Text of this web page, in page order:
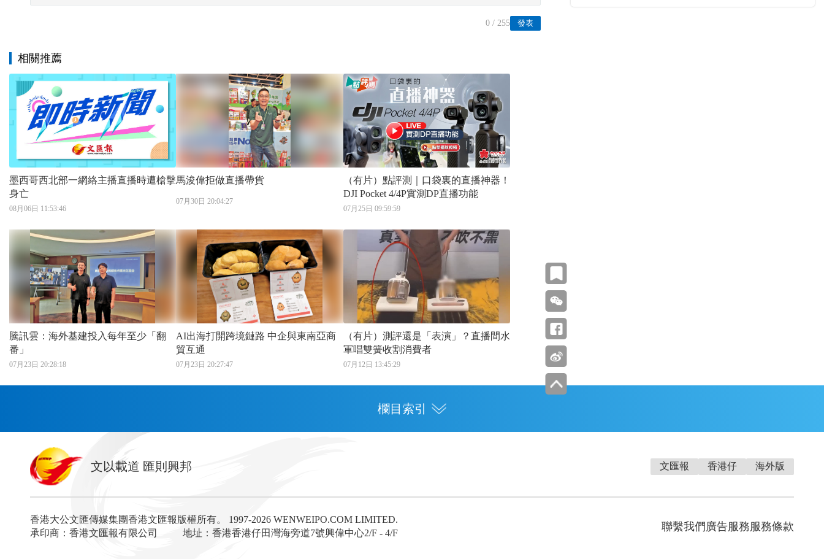
發表
0 / 255
相關推薦
墨西哥西北部一網絡主播直播時遭槍擊
身亡
08月06日 11:53:46
馬浚偉拒做直播帶貨
07月30日 20:04:27
（有片）點評測｜口袋裏的直播神器！
DJI Pocket 4/4P實測DP直播功能
07月25日 09:59:59
騰訊雲：海外基建投入每年至少「翻
番」
07月23日 20:28:18
AI出海打開跨境鏈路 中企與東南亞商
貿互通
07月23日 20:27:47
（有片）測評還是「表演」？直播間水
軍唱雙簧收割消費者
07月12日 13:45:29
欄目索引
首頁
香港
神州
灣區生活 灣區企業 灣區文化 灣區人才
灣區政策
經濟 財經 地產 投資 財評 數字經濟 經湋論
國際
文以載道 匯則興邦 文匯報 香港仔 海外版
香港大公文匯傳媒集團香港文匯報版權所有。
1997-2026 WENWEIPO.COM LIMITED.
承印商：香港文匯報有限公司
地址：香港香港仔田灣海旁道7號興偉中心2/F - 4/F
聯繫我們廣告服務服務條款